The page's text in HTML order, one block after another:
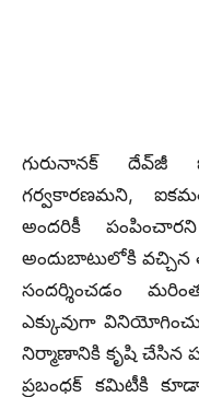
గురునానక్‌ దేవ్‌జీ
గర్వకారణమని,
అందరికీ
అందుబాటులోకి
సందర్శించడం
ఎక్కువుగా
నిర్మాణానికి కృషి చేసిన
ప్రబంధక్‌ కమిటీకి